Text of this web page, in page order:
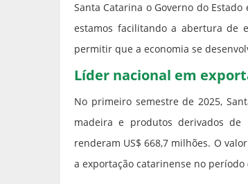
Santa Catarina o Governo do
estamos facilitando a abertura de
permitir que a economia se
Líder nacional em
No primeiro semestre de 2025,
madeira e produtos derivados
renderam US$ 668,7 milhões. O
a exportação catarinense no período